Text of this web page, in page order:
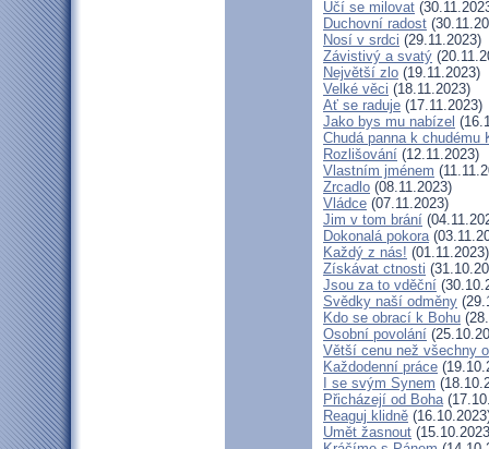
Učí se milovat
Duchovní radost
Nosí v srdci (29.11.2023)
Závistivý a svatý
Největší zlo (19.11.2023)
Velké věci (18.11.2023)
Ať se raduje (17.11.2023)
Jako bys mu nabízel
Chudá panna k chudému
Rozlišování (12.11.2023)
Vlastním jménem
Zrcadlo (08.11.2023)
Vládce (07.11.2023)
Jim v tom brání
Dokonalá pokora
Každý z nás! (01.11.2023)
Získávat ctnosti
Jsou za to vděční
Svědky naší odměny
Kdo se obrací k Bohu
Osobní povolání
Větší cenu než všechny
Každodenní práce
I se svým Synem
Přicházejí od Boha
Reaguj klidně
Umět žasnout